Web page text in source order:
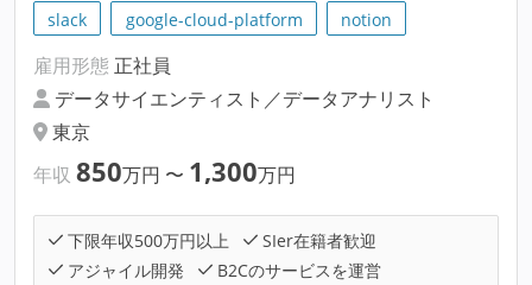
slack google-cloud-platform notion
雇用形態 正社員
データサイエンティスト／データアナリスト
東京
年収 850万円 〜 1,300万円
下限年収500万円以上
SIer在籍者歓迎
アジャイル開発
B2Cのサービスを運営